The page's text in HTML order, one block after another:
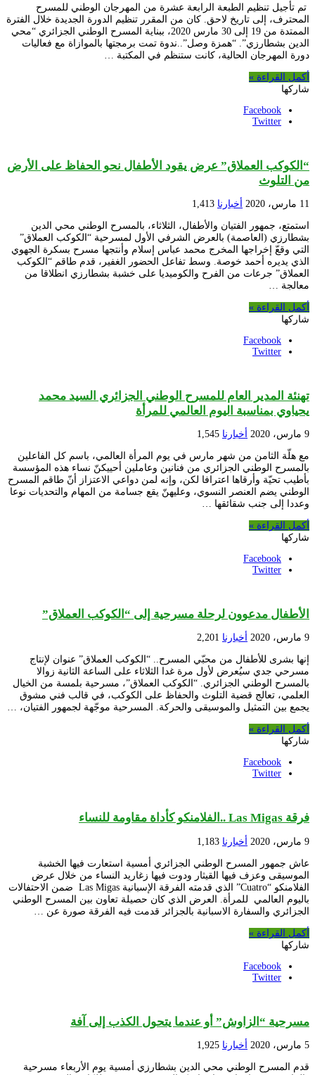
تم تأجيل تنظيم الطبعة الرابعة عشرة من المهرجان الوطني للمسرح
المحترف، إلى تاريخ لاحق. كان من المقرر تنظيم الدورة الجديدة خلال الفترة
الممتدة من 19 إلى 30 مارس 2020، ببناية المسرح الوطني الجزائري “محي
الدين بشطارزي”. “همزة وصل”..ندوة تمت برمجتها بالموازاة مع فعاليات
دورة المهرجان الحالية، كانت ستنظم في المكتبة …
أكمل القراءة »
شاركها
Facebook
Twitter
“الكوكب العملاق” عرض يقود الأطفال نحو الحفاظ على الأرض
من التلوث
11 مارس، 2020 أخبارنا 1,413
استمتع، جمهور الفتيان والأطفال، الثلاثاء، بالمسرح الوطني محي الدين
بشطارزي (العاصمة) بالعرض الشرفي الأول لمسرحية “الكوكب العملاق”
التي وقعّ إخراجها المخرج محمد عباس إسلام وأنتجها مسرح بسكرة الجهوي
الذي يديره أحمد خوصة. وسط تفاعل الحضور الغفير، قدم طاقم “الكوكب
العملاق” جرعات من الفرح والكوميديا على خشبة بشطارزي انطلاقا من
معالجة …
أكمل القراءة »
شاركها
Facebook
Twitter
تهنئة المدير العام للمسرح الوطني الجزائري السيد محمد
يحياوي بمناسبة اليوم العالمي للمرأة
9 مارس، 2020 أخبارنا 1,545
مع هلّة الثامن من شهر مارس في يوم المرأة العالمي، باسم كل الفاعلين
بالمسرح الوطني الجزائري من فنانين وعاملين أحييكنّ نساء هذه المؤسسة
بأطيب تحيّة وأرقاها اعترافا لكن، وإنه لمن دواعي الاعتزاز أنّ طاقم المسرح
الوطني يضم العنصر النسوي، وعليهنّ يقع جسامة من المهام والتحديات نوعا
وعددا إلى جنب شقائقها …
أكمل القراءة »
شاركها
Facebook
Twitter
الأطفال مدعوون لرحلة مسرحية إلى “الكوكب العملاق”
9 مارس، 2020 أخبارنا 2,201
إنها بشرى للأطفال من محبّي المسرح.. “الكوكب العملاق” عنوان لإنتاج
مسرحي جدي سيُعرض لأول مرة غدا الثلاثاء على الساعة الثانية زوالا
بالمسرح الوطني الجزائري. “الكوكب العملاق”، مسرحية بلمسة من الخيال
العلمي، تعالج قضية التلوث والحفاظ على الكوكب، في قالب فني مشوق
يجمع بين التمثيل والموسيقى والحركة. المسرحية موجّهة لجمهور الفتيان، …
أكمل القراءة »
شاركها
Facebook
Twitter
فرقة Las Migas ..الفلامنكو كأداة مقاومة للنساء
9 مارس، 2020 أخبارنا 1,183
عاش جمهور المسرح الوطني الجزائري أمسية استعارت فيها الخشبة
الموسيقى وعزف فيها القيثار ودوت فيها زغاريد النساء من خلال عرض
الفلامنكو “Cuatro” الذي قدمته الفرقة الإسبانية Las Migas ضمن الاحتفالات
باليوم العالمي للمرأة. العرض الذي كان حصيلة تعاون بين المسرح الوطني
الجزائري والسفارة الاسبانية بالجزائر قدمت فيه الفرقة صورة عن …
أكمل القراءة »
شاركها
Facebook
Twitter
مسرحية “الزاوش” أو عندما يتحول الكذب إلى آفة
5 مارس، 2020 أخبارنا 1,925
قدم المسرح الوطني محي الدين بشطارزي أمسية يوم الأربعاء مسرحية